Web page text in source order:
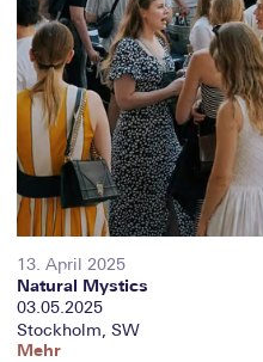
13. April 2025
Natural Mystics
03.05.2025
Stockholm, SW
Mehr